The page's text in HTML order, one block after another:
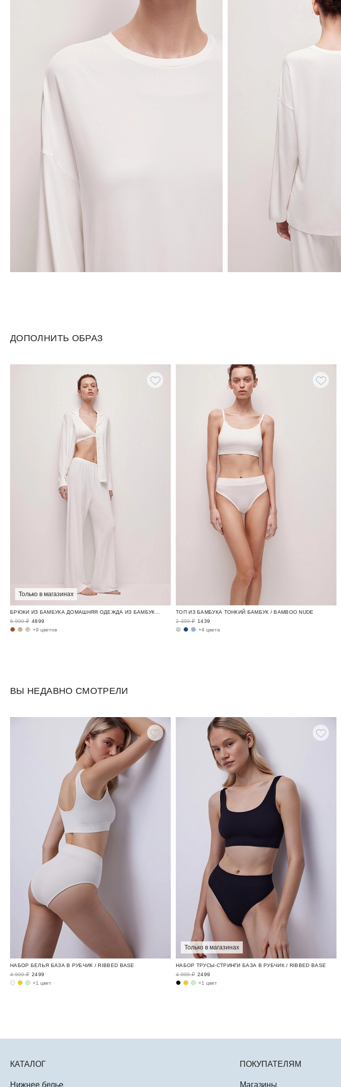
ДОПОЛНИТЬ ОБРАЗ
Только в магазинах
БРЮКИ ИЗ БАМБУКА ДОМАШНЯЯ ОДЕЖДА ИЗ БАМБУКА / BAMBOO LOUNGE
6 999 ₽ 4899
+9 цветов
ТОП ИЗ БАМБУКА ТОНКИЙ БАМБУК / BAMBOO NUDE
2 399 ₽ 1439
+4 цвета
ВЫ НЕДАВНО СМОТРЕЛИ
НАБОР БЕЛЬЯ БАЗА В РУБЧИК / RIBBED BASE
4 999 ₽ 2499
+1 цвет
Только в магазинах
НАБОР ТРУСЫ-СТРИНГИ БАЗА В РУБЧИК / RIBBED BASE
4 999 ₽ 2499
+1 цвет
КАТАЛОГ
Нижнее белье
ПОКУПАТЕЛЯМ
Магазины